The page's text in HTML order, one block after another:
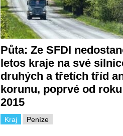
Půta: Ze SFDI
letos kraje na své
druhých a třetích tříd
korunu, poprvé od roku
2015
Kraj Peníze